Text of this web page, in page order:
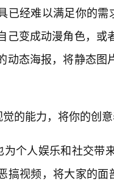
已经难以满足你的
己变成动漫角色，
动态海报，将静态
觉的能力，将你的创
为个人娱乐和社交
搞视频，将大家的